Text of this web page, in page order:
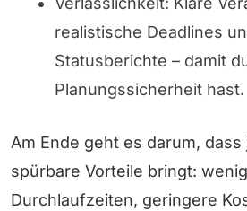
realistische Deadlines
Statusberichte – damit
Planungssicherheit hast.
Am Ende geht es darum,
spürbare Vorteile bringt:
Durchlaufzeiten, geringere